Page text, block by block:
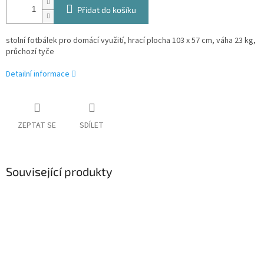
Přidat do košíku
stolní fotbálek pro domácí využití, hrací plocha 103 x 57 cm, váha 23 kg,
průchozí tyče
Detailní informace
ZEPTAT SE SDÍLET
Související produkty